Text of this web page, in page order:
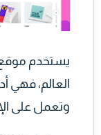
يستخدم موقع
العالم، فهي
وتعمل على